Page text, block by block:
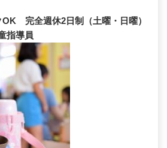
完全週休2日制（土曜・日曜）
指導員